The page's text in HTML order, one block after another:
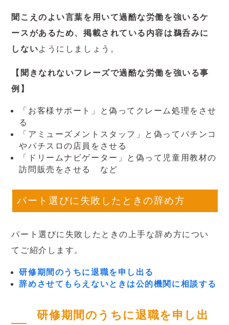
聞こえのよい言葉を用いて過酷な労働を強いるケ
ースがあるため、掲載されている内容は鵜呑みに
しないようにしましょう。
【聞きなれないフレーズで過酷な労働を強いる事
例】
「お客様サポート」と偽ってクレーム処理をさせ
る
「アミューズメントスタッフ」と偽ってパチンコ
やパチスロの店員をさせる
「ドリームナビゲーター」と偽って児童用教材の
訪問販売をさせる など
パート選びに失敗したときの辞め方
パート選びに失敗したときの上手な辞め方につい
てご紹介します。
研修期間のうちに退職を申し出る
辞めさせてもらえないときは公的機関に相談する
研修期間のうちに退職を申し出